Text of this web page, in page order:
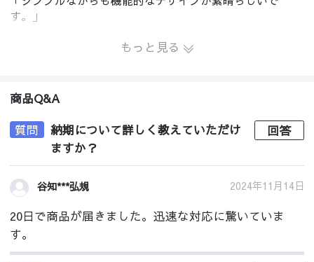
す。」
もっと見る
商品Q&A
質問
納期について詳しく教えていただけ
ますか？
回答
谷知***弘規 2024年11月14日
20日で商品が届きました。迅速な対応に驚いていま
す。